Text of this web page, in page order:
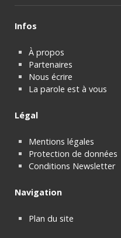
Infos
À propos
Partenaires
Nous écrire
La parole est à vous
Légal
Mentions légales
Protection de données
Conditions Newsletter
Navigation
Plan du site